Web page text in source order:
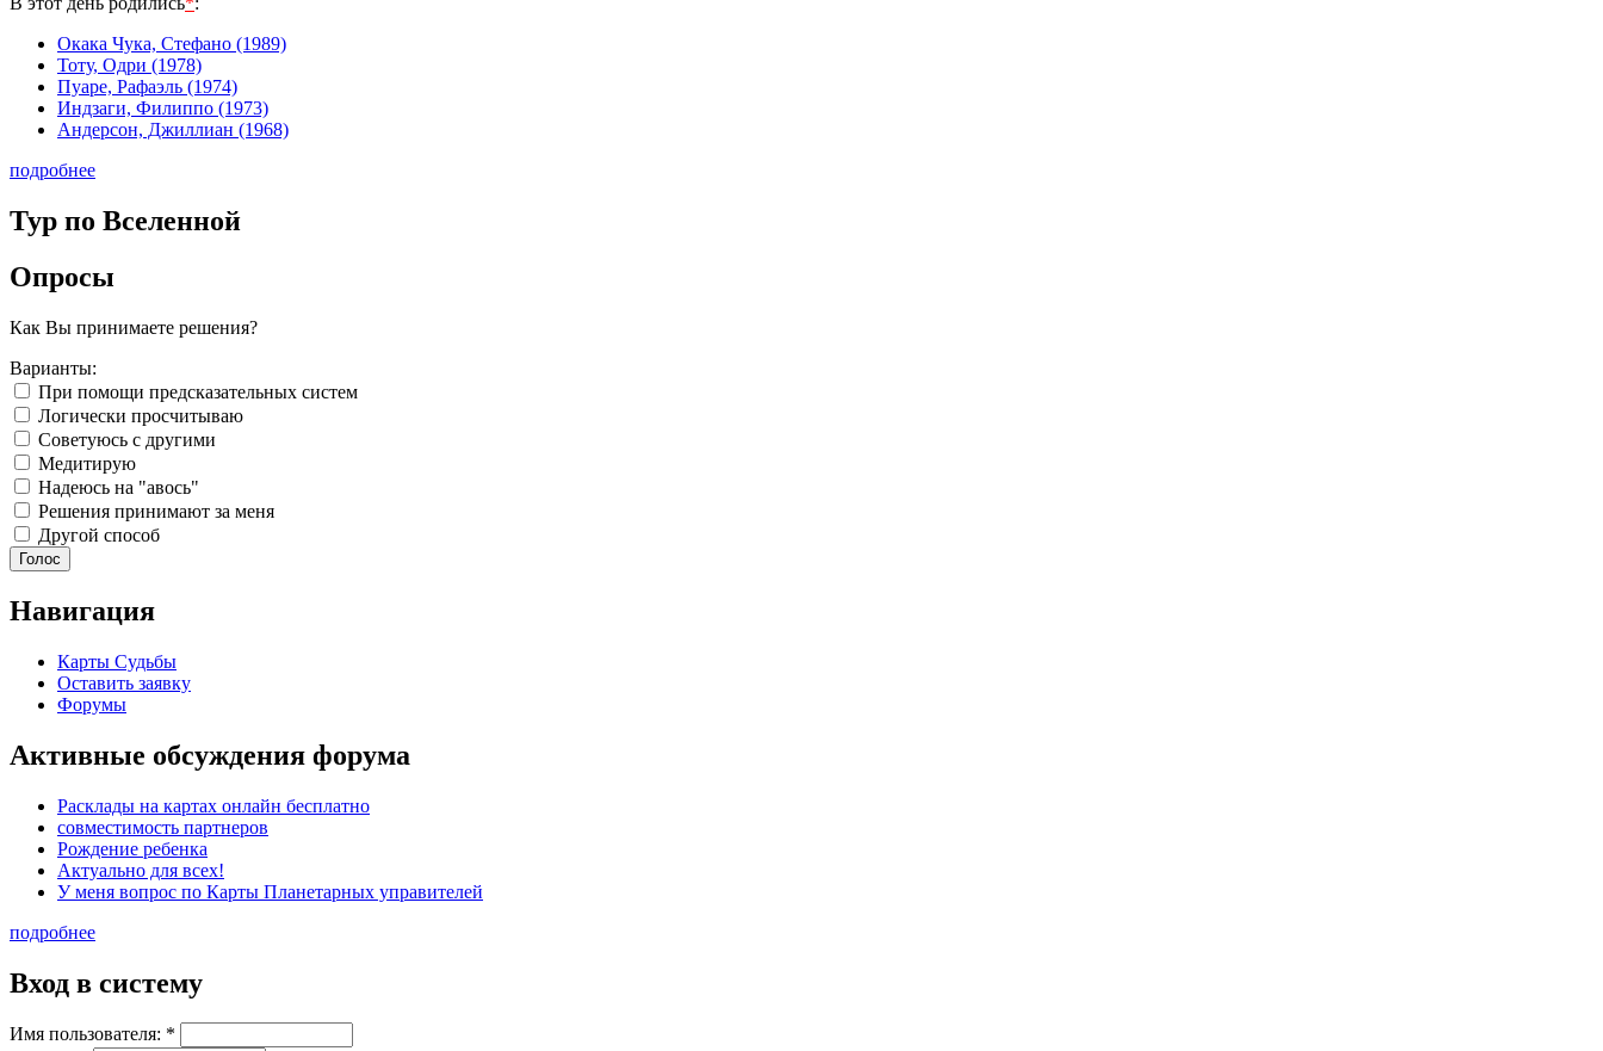
Окака Чука, Стефано (1989)
Тоту, Одри (1978)
Пуаре, Рафаэль (1974)
Индзаги, Филиппо (1973)
Андерсон, Джиллиан (1968)
подробнее
Тур по Вселенной
Опросы
Как Вы принимаете решения?
Варианты:
При помощи предсказательных систем
Логически просчитываю
Советуюсь с другими
Медитирую
Надеюсь на "авось"
Решения принимают за меня
Другой способ
Навигация
Карты Судьбы
Оставить заявку
Форумы
Активные обсуждения форума
Расклады на картах онлайн бесплатно
совместимость партнеров
Рождение ребенка
Актуально для всех!
У меня вопрос по Карты Планетарных управителей
подробнее
Вход в систему
Имя пользователя: *